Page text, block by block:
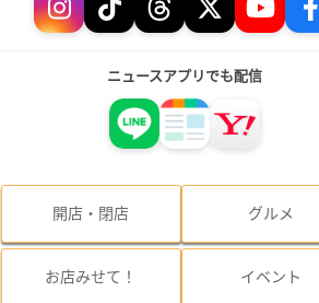
ニュースアプリでも配信
開店・閉店 グルメ
お店みせて！ イベント